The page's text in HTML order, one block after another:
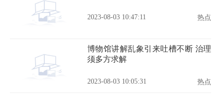
2023-08-03 10:47:11 热点
博物馆讲解乱象引来吐槽不断 治理
须多方求解
2023-08-03 10:05:31 热点